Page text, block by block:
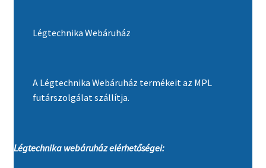
Légtechnika Webáruház
A Légtechnika Webáruház termékeit az MPL
futárszolgálat szállítja.
Légtechnika webáruház elérhetőségei: